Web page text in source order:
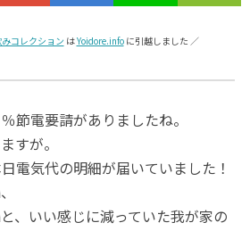
コレクション はYoidore.infoに引越しました ／
節電要請がありましたね。
すが。
電気代の明細が届いていました！
、いい感じに減っていた我が家の